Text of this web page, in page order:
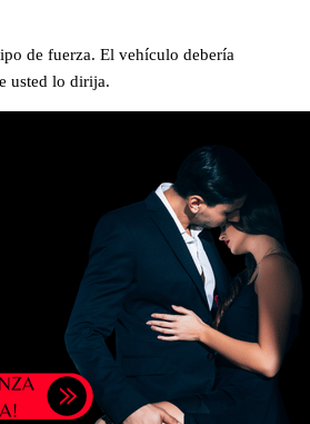
de fuerza. El vehículo debería
usted lo dirija.